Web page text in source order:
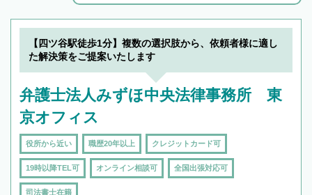
解決のみならず相続をトータルで任せることが
できます。また、相続は感情がからむ分野なの
でフィーリングも重要です。実際に電話や面談
で複数の弁護士と会話をしてウマが合う方に依
【四ツ谷駅徒歩1分】複数の選択肢から、依頼者様に適し
た解決策をご提案いたします
弁護士法人みずほ中央法律事務所 東
京オフィス
役所から近い 職歴20年以上 クレジットカード可
19時以降TEL可 オンライン相談可 全国出張対応可
司法書士在籍